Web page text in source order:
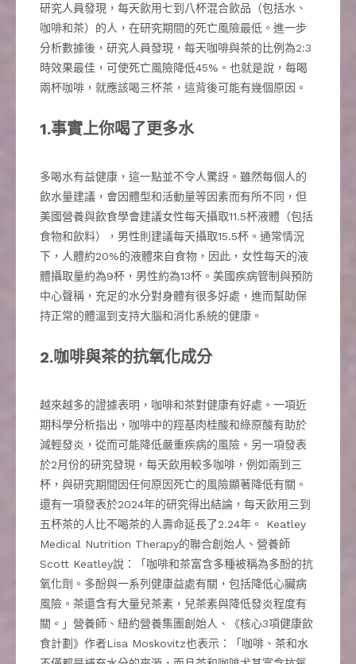
研究人員發現，每天飲用七到八杯混合飲品（包括水、
咖啡和茶）的人，在研究期間的死亡風險最低。進一步
分析數據後，研究人員發現，每天咖啡與茶的比例為2:3
時效果最佳，可使死亡風險降低45%。也就是說，每喝
兩杯咖啡，就應該喝三杯茶，這背後可能有幾個原因。
1.事實上你喝了更多水
多喝水有益健康，這一點並不令人驚訝。雖然每個人的
飲水量建議，會因體型和活動量等因素而有所不同，但
美國營養與飲食學會建議女性每天攝取11.5杯液體（包括
食物和飲料），男性則建議每天攝取15.5杯。通常情況
下，人體約20%的液體來自食物，因此，女性每天的液
體攝取量約為9杯，男性約為13杯。美國疾病管制與預防
中心聲稱，充足的水分對身體有很多好處，進而幫助保
持正常的體溫到支持大腦和消化系統的健康。
2.咖啡與茶的抗氧化成分
越來越多的證據表明，咖啡和茶對健康有好處。一項近
期科學分析指出，咖啡中的羥基肉桂酸和綠原酸有助於
減輕發炎，從而可能降低嚴重疾病的風險。另一項發表
於2月份的研究發現，每天飲用較多咖啡，例如兩到三
杯，與研究期間因任何原因死亡的風險顯著降低有關。
還有一項發表於2024年的研究得出結論，每天飲用三到
五杯茶的人比不喝茶的人壽命延長了2.24年。 Keatley
Medical Nutrition Therapy的聯合創始人、營養師
Scott Keatley說：「咖啡和茶富含多種被稱為多酚的抗
氧化劑。多酚與一系列健康益處有關，包括降低心臟病
風險。茶還含有大量兒茶素，兒茶素與降低發炎程度有
關。」營養師、紐約營養集團創始人、《核心3項健康飲
食計劃》作者Lisa Moskovitz也表示：「咖啡、茶和水